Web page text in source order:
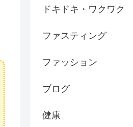
ドキドキ・ワクワク
ファスティング
ファッション
ブログ
健康